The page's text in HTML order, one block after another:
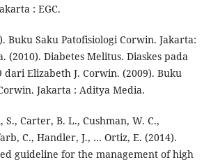
: EGC.
Buku Saku Patofisiologi Corwin. Jakarta:
(2010). Diabetes Melitus. Diaskes pada
dari Elizabeth J. Corwin. (2009). Buku
Jakarta : Aditya Media.
S., Carter, B. L., Cushman, W. C.,
C., Handler, J., … Ortiz, E. (2014).
guideline for the management of high